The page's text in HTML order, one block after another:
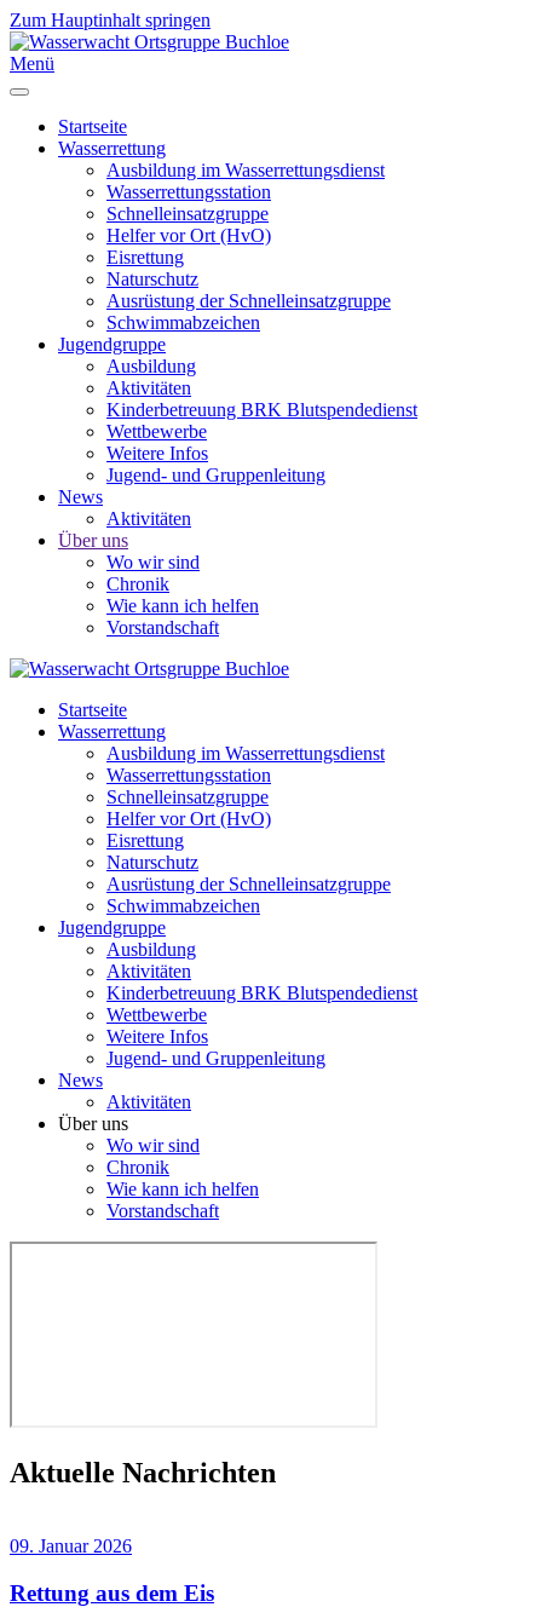
Zum Hauptinhalt springen
Menü
Startseite
Wasserrettung
Ausbildung im Wasserrettungsdienst
Wasserrettungsstation
Schnelleinsatzgruppe
Helfer vor Ort (HvO)
Eisrettung
Naturschutz
Ausrüstung der Schnelleinsatzgruppe
Schwimmabzeichen
Jugendgruppe
Ausbildung
Aktivitäten
Kinderbetreuung BRK Blutspendedienst
Wettbewerbe
Weitere Infos
Jugend- und Gruppenleitung
News
Aktivitäten
Über uns
Wo wir sind
Chronik
Wie kann ich helfen
Vorstandschaft
Startseite
Wasserrettung
Ausbildung im Wasserrettungsdienst
Wasserrettungsstation
Schnelleinsatzgruppe
Helfer vor Ort (HvO)
Eisrettung
Naturschutz
Ausrüstung der Schnelleinsatzgruppe
Schwimmabzeichen
Jugendgruppe
Ausbildung
Aktivitäten
Kinderbetreuung BRK Blutspendedienst
Wettbewerbe
Weitere Infos
Jugend- und Gruppenleitung
News
Aktivitäten
Über uns
Wo wir sind
Chronik
Wie kann ich helfen
Vorstandschaft
Aktuelle Nachrichten
09. Januar 2026
Rettung aus dem Eis